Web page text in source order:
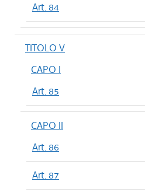
Art. 84
TITOLO V
CAPO I
Art. 85
CAPO II
Art. 86
Art. 87